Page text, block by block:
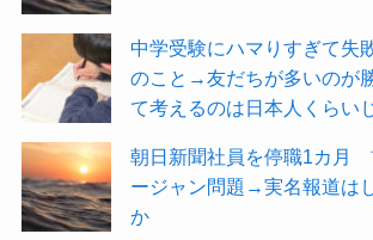
中学受験にハマりすぎて失
のこと→友だちが多いのが
て考えるのは日本人くらい
朝日新聞社員を停職1カ月
ージャン問題→実名報道は
か